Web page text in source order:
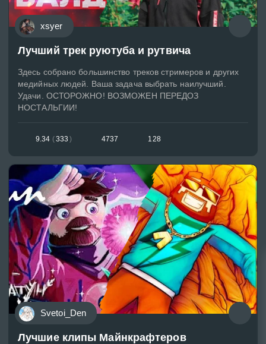
xsyer
Лучший трек руютуба и рутвича
Здесь собрано большинство треков стримеров и других
медийных людей. Ваша задача выбрать наилучший.
Удачи. ОСТОРОЖНО! ВОЗМОЖЕН ПЕРЕДОЗ
НОСТАЛЬГИИ!
9.34 (333 ) 4737 128
Svetoi_Den
Лучшие клипы Майнкрафтеров